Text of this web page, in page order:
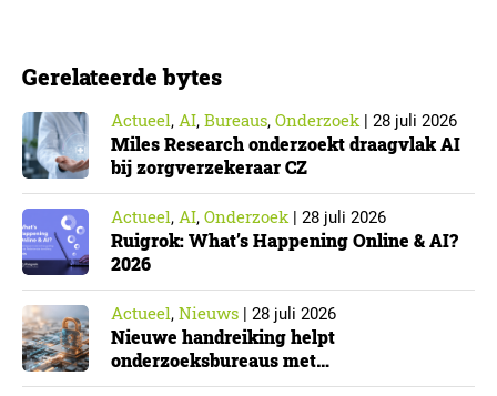
Gerelateerde bytes
Actueel, AI, Bureaus, Onderzoek| 28 juli 2026
Miles Research onderzoekt draagvlak AI
bij zorgverzekeraar CZ
Actueel, AI, Onderzoek| 28 juli 2026
Ruigrok: What’s Happening Online & AI?
2026
Actueel, Nieuws | 28 juli 2026
Nieuwe handreiking helpt
onderzoeksbureaus met
Cyberbeveiligingswet